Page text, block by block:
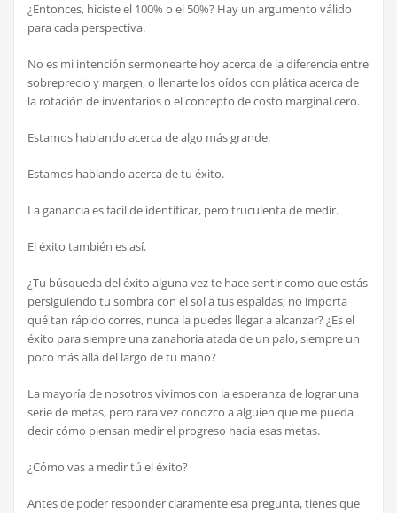
¿Entonces, hiciste el 100% o el 50%? Hay un argumento válido
para cada perspectiva.
No es mi intención sermonearte hoy acerca de la diferencia entre
sobreprecio y margen, o llenarte los oídos con plática acerca de
la rotación de inventarios o el concepto de costo marginal cero.
Estamos hablando acerca de algo más grande.
Estamos hablando acerca de tu éxito.
La ganancia es fácil de identificar, pero truculenta de medir.
El éxito también es así.
¿Tu búsqueda del éxito alguna vez te hace sentir como que estás
persiguiendo tu sombra con el sol a tus espaldas; no importa
qué tan rápido corres, nunca la puedes llegar a alcanzar? ¿Es el
éxito para siempre una zanahoria atada de un palo, siempre un
poco más allá del largo de tu mano?
La mayoría de nosotros vivimos con la esperanza de lograr una
serie de metas, pero rara vez conozco a alguien que me pueda
decir cómo piensan medir el progreso hacia esas metas.
¿Cómo vas a medir tú el éxito?
Antes de poder responder claramente esa pregunta, tienes que